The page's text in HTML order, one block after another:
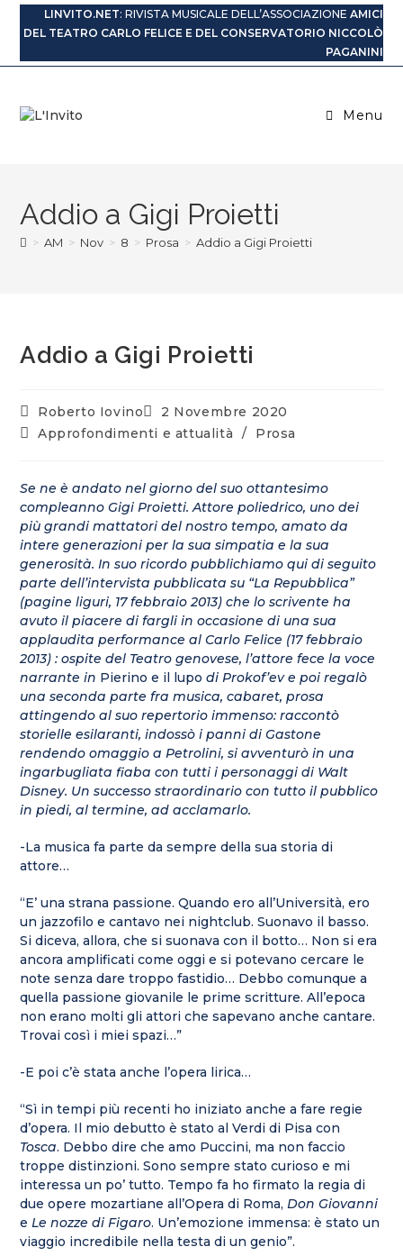
Salta
LINVITO.NET: RIVISTA MUSICALE DELL’ASSOCIAZIONE AMICI
DEL TEATRO CARLO FELICE E DEL CONSERVATORIO NICCOLÒ
PAGANINI
Menu
Addio a Gigi Proietti
> AM > Nov > 8 > Prosa > Addio a Gigi Proietti
Addio a Gigi Proietti
Post
Author:
Roberto IovinoArticolo
pubblicato:
2 Novembre 2020
PostApprofondimenti e attualità / Prosa
Se ne è andato nel giorno del suo ottantesimo
compleanno Gigi Proietti. Attore poliedrico, uno dei
più grandi mattatori del nostro tempo, amato da
intere generazioni per la sua simpatia e la sua
generosità. In suo ricordo pubblichiamo qui di seguito
parte dell’intervista pubblicata su “La Repubblica”
(pagine liguri, 17 febbraio 2013) che lo scrivente ha
avuto il piacere di fargli in occasione di una sua
applaudita performance al Carlo Felice (17 febbraio
2013) : ospite del Teatro genovese, l’attore fece la voce
narrante in Pierino e il lupo di Prokof’ev e poi regalò
una seconda parte fra musica, cabaret, prosa
attingendo al suo repertorio immenso: raccontò
storielle esilaranti, indossò i panni di Gastone
rendendo omaggio a Petrolini, si avventurò in una
ingarbugliata fiaba con tutti i personaggi di Walt
Disney. Un successo straordinario con tutto il pubblico
in piedi, al termine, ad acclamarlo.
-La musica fa parte da sempre della sua storia di
attore…
“E’ una strana passione. Quando ero all’Università, ero
un jazzofilo e cantavo nei nightclub. Suonavo il basso.
Si diceva, allora, che si suonava con il botto… Non si era
ancora amplificati come oggi e si potevano cercare le
note senza dare troppo fastidio… Debbo comunque a
quella passione giovanile le prime scritture. All’epoca
non erano molti gli attori che sapevano anche cantare.
Trovai così i miei spazi…”
-E poi c’è stata anche l’opera lirica…
“Sì in tempi più recenti ho iniziato anche a fare regie
d’opera. Il mio debutto è stato al Verdi di Pisa con
Tosca. Debbo dire che amo Puccini, ma non faccio
troppe distinzioni. Sono sempre stato curioso e mi
interessa un po’ tutto. Tempo fa ho firmato la regia di
due opere mozartiane all’Opera di Roma,Don Giovanni
eLe nozze di Figaro. Un’emozione immensa: è stato un
viaggio incredibile nella testa di un genio”.